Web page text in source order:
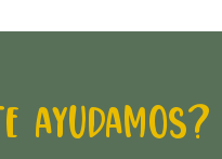
ayudamos?